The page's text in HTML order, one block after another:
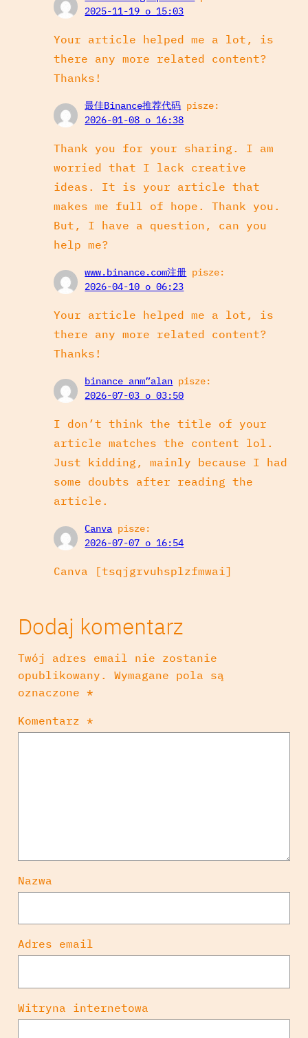
2025-11-19 o 15:03
Your article helped me a lot, is
there any more related content?
Thanks!
最佳Binance推荐代码 pisze:
2026-01-08 o 16:38
Thank you for your sharing. I am
worried that I lack creative
ideas. It is your article that
makes me full of hope. Thank you.
But, I have a question, can you
help me?
www.binance.com注册 pisze:
2026-04-10 o 06:23
Your article helped me a lot, is
there any more related content?
Thanks!
binance anm”alan pisze:
2026-07-03 o 03:50
I don’t think the title of your
article matches the content lol.
Just kidding, mainly because I had
some doubts after reading the
article.
Canva pisze:
2026-07-07 o 16:54
Canva [tsqjgrvuhsplzfmwai]
Dodaj komentarz
Twój adres email nie zostanie
opublikowany.
Wymagane pola są
oznaczone *
Komentarz *
Nazwa
Adres email
Witryna internetowa